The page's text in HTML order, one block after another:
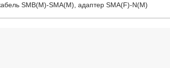
SMB(M)-SMA(M), адаптер SMA(F)-N(M)